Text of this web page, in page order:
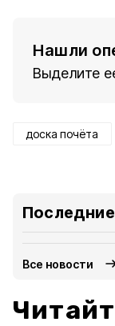
Нашли
Выделите
доска почёта
Все новости